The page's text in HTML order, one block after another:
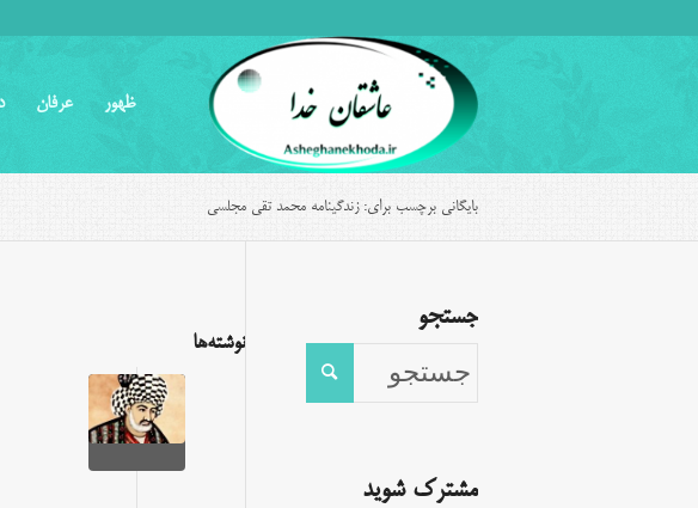
ظهور عرفان
بایگانی برچسب برای: زندگینامه محمد تقی مجلسی
نوشته‌ها
جستجو
مشترک شوید